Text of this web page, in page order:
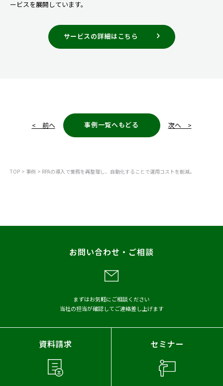
ービスを展開しています。
サービスの詳細はこちら
< 前へ 事例一覧へもどる 次へ >
TOP 事例 RPAの導入で業務を再整理し、自動化することで運用コストを削減。
お問い合わせ・ご相談
まずはお気軽にご相談ください
当社の担当が確認してご連絡差し上げます
資料請求 セミナー